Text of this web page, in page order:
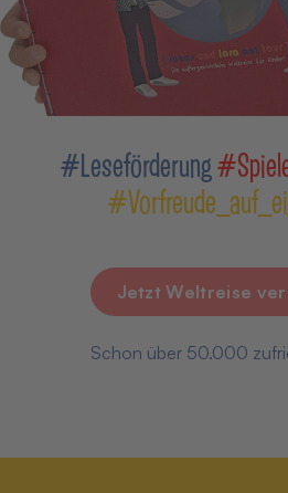
#Leseförderung
Jetzt Weltreise
Schon über 50.000